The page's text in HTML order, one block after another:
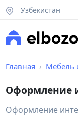
Узбекистан
Главная Мебель
Оформление
Оформление